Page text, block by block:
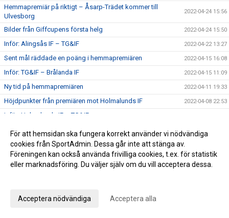
Hemmapremiär på riktigt – Åsarp-Trädet kommer till
Ulvesborg
2022-04-24 15:56
Bilder från Giffcupens första helg 2022-04-24 15:50
Inför: Alingsås IF – TG&IF 2022-04-22 13:27
Sent mål räddade en poäng i hemmapremiären 2022-04-15 16:08
Inför: TG&IF – Brålanda IF 2022-04-15 11:09
Ny tid på hemmapremiären 2022-04-11 19:33
Höjdpunkter från premiären mot Holmalunds IF 2022-04-08 22:53
Inför: Holmalunds IF – TG&IF
TG&IF flyttar fram första Giffcupen-helgen 2022-04-04 20:34
Än finns chans att köpa Vårtips
Välkommen till vår nya hemsida 2022-04-04 10:15
INFO Nya huvudentrèn
För att hemsidan ska fungera korrekt använder vi nödvändiga
cookies från SportAdmin. Dessa går inte att stänga av.
Föreningen kan också använda frivilliga cookies, t.ex. för statistik
eller marknadsföring. Du väljer själv om du vill acceptera dessa.
Acceptera nödvändiga Acceptera alla